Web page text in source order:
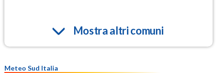
Mostra altri comuni
Meteo Sud Italia